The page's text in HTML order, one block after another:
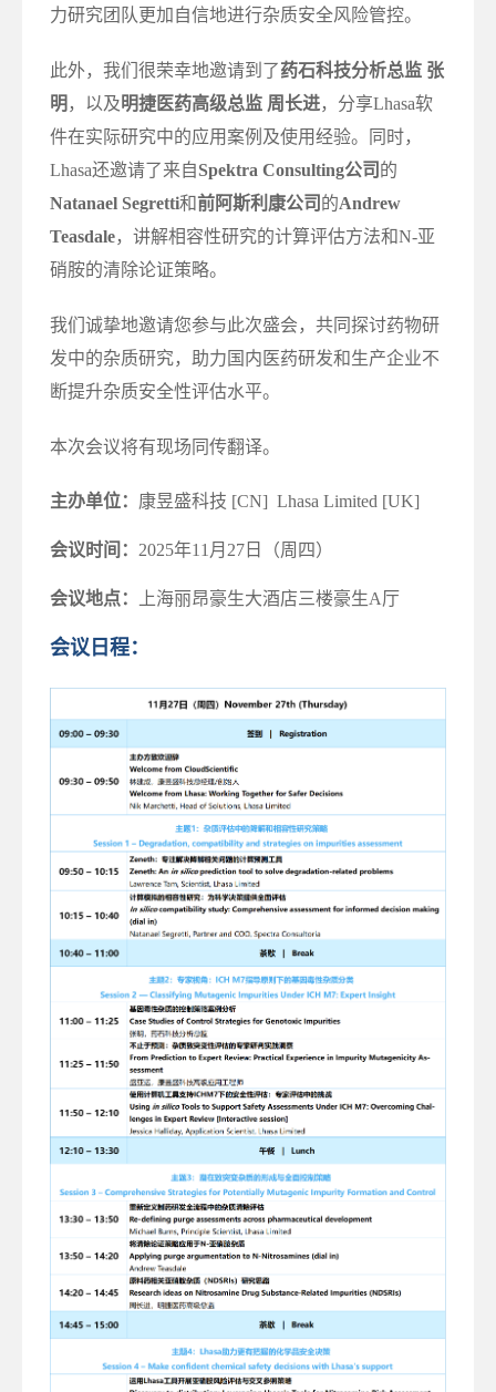
力研究团队更加自信地进行杂质安全风险管控。
此外，我们很荣幸地邀请到了药石科技分析总监 张
明 ，以及明捷医药高级总监 周长进，分享Lhasa软
件在实际研究中的应用案例及使用经验。同时，
Lhasa还邀请了来自Spektra Consulting公司 的
Natanael Segretti和前阿斯利康公司 的Andrew
Teasdale，讲解相容性研究的计算评估方法和N-亚
硝胺的清除论证策略。
我们诚挚地邀请您参与此次盛会，共同探讨药物研
发中的杂质研究，助力国内医药研发和生产企业不
断提升杂质安全性评估水平。
本次会议将有现场同传翻译。
主办单位： 康昱盛科技 [CN] Lhasa Limited [UK]
会议时间： 2025年11月27日（周四）
会议地点： 上海丽昂豪生大酒店三楼豪生A厅
会议日程：